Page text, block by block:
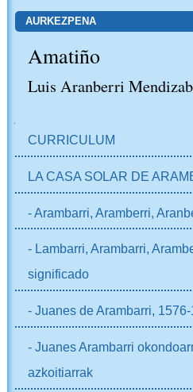
AURKEZPENA
Amatiño
Luis Aranberri
CURRICULUM
LA CASA SOLAR DE
- Arambarri, Aramberri,
- Lambarri, Arambarri,
significado
- Juanes de Arambarri,
- Juanes Arambarri
azkoitiarrak